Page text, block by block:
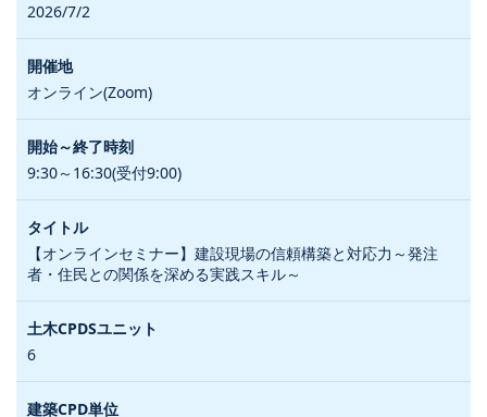
2026/7/2
オンライン(Zoom)
9:30～16:30(受付9:00)
【オンラインセミナー】建設現場の信頼構築と対応力～発注
者・住民との関係を深める実践スキル～
6